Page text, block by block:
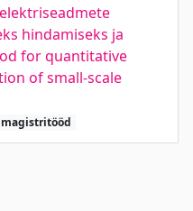
hindamiseks ja
for quantitative
of small-scale
magistritööd